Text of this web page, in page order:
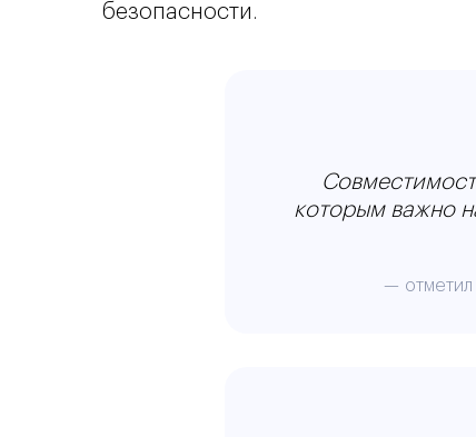
безопасности.
которым важно
— отметил